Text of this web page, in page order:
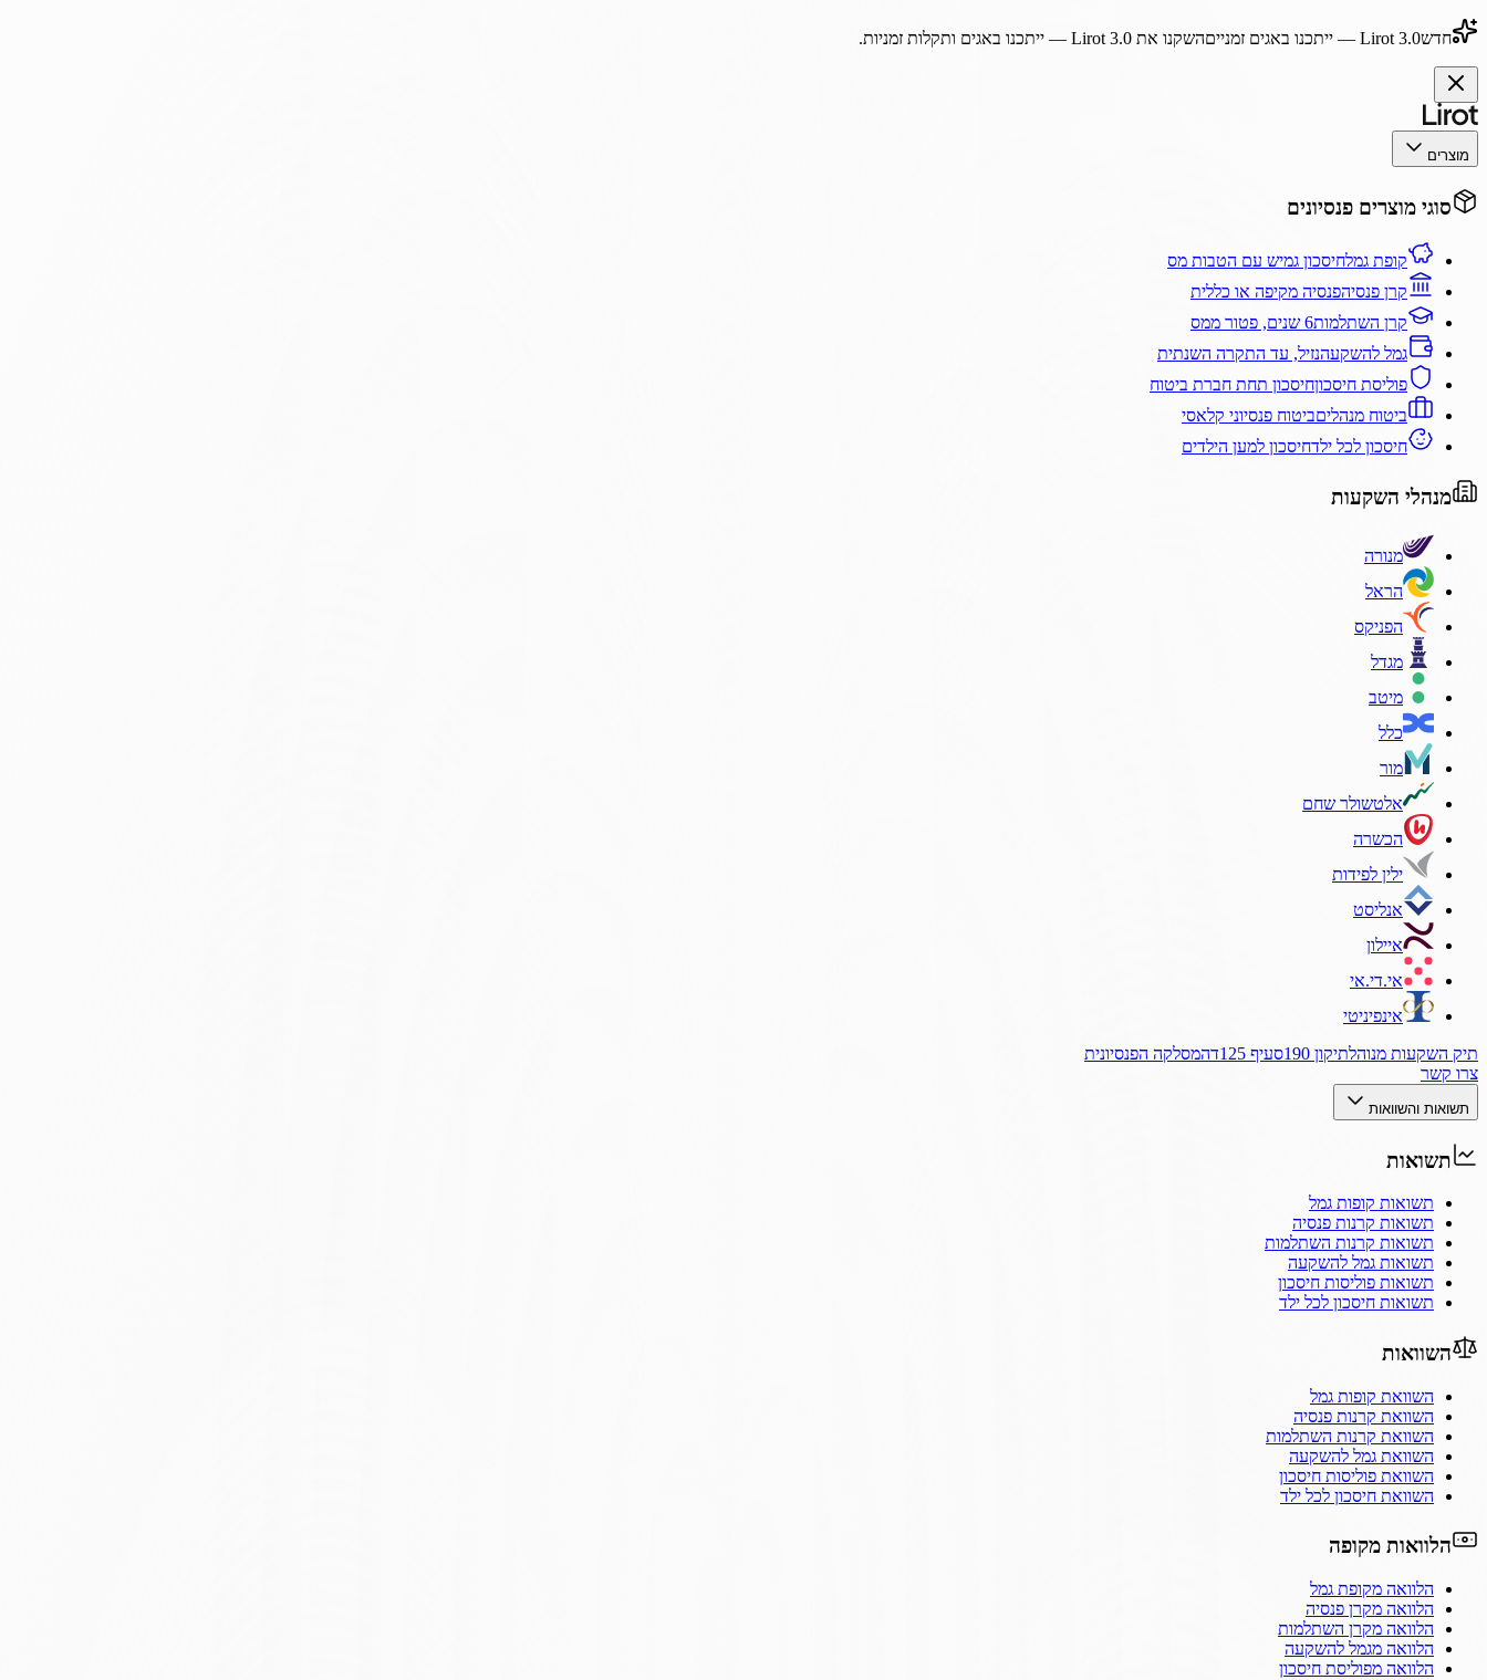
חדשLirot 3.0 — ייתכנו באגים זמנייםהשקנו את Lirot 3.0 — ייתכנו באגים ותקלות זמניות.
מוצרים
סוגי מוצרים פנסיונים
קופת גמלחיסכון גמיש עם הטבות מס
קרן פנסיהפנסיה מקיפה או כללית
קרן השתלמות6 שנים, פטור ממס
גמל להשקעהנזיל, עד התקרה השנתית
פוליסת חיסכוןחיסכון תחת חברת ביטוח
ביטוח מנהליםביטוח פנסיוני קלאסי
חיסכון לכל ילדחיסכון למען הילדים
מנהלי השקעות
מנורה
הראל
הפניקס
מגדל
מיטב
כלל
מור
אלטשולר שחם
הכשרה
ילין לפידות
אנליסט
איילון
אי.די.אי
אינפיניטי
תיק השקעות מנוהלתיקון 190 סעיף 125ד
המסלקה הפנסיונית
צרו קשר
תשואות והשוואות
תשואות
תשואות קופות גמל
תשואות קרנות פנסיה
תשואות קרנות השתלמות
תשואות גמל להשקעה
תשואות פוליסות חיסכון
תשואות חיסכון לכל ילד
השוואות
השוואת קופות גמל
השוואת קרנות פנסיה
השוואת קרנות השתלמות
השוואת גמל להשקעה
השוואת פוליסות חיסכון
השוואת חיסכון לכל ילד
הלוואות מקופה
הלוואה מקופת גמל
הלוואה מקרן פנסיה
הלוואה מקרן השתלמות
הלוואה מגמל להשקעה
הלוואה מפוליסת חיסכון